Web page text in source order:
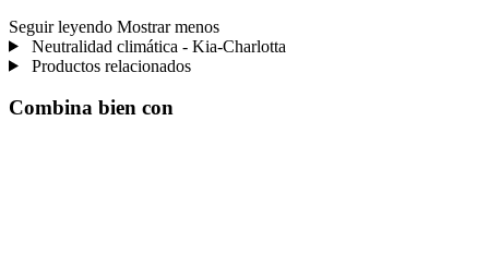
Seguir leyendo Mostrar menos
Neutralidad climática - Kia-Charlotta
Productos relacionados
Combina bien con